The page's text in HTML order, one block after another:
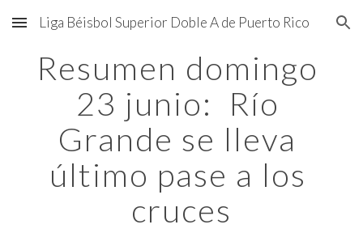
Skip to main content Skip to navigation
Liga Béisbol Superior Doble A de Puerto Rico
Resumen domingo
23 junio:  Río
Grande se lleva
último pase a los
cruces